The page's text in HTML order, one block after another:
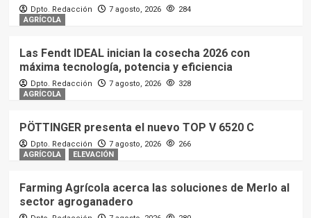
Dpto. Redacción 7 agosto, 2026
284
AGRÍCOLA
Las Fendt IDEAL inician la cosecha 2026 con
máxima tecnología, potencia y eficiencia
Dpto. Redacción 7 agosto, 2026
328
AGRÍCOLA
PÖTTINGER presenta el nuevo TOP V 6520 C
Dpto. Redacción 7 agosto, 2026
266
AGRÍCOLA
ELEVACIÓN
Farming Agrícola acerca las soluciones de Merlo al
sector agroganadero